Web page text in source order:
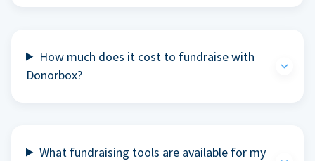
How much does it cost to fundraise with
Donorbox?
What fundraising tools are available for my